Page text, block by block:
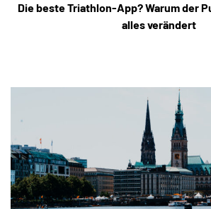
Die beste Triathlon-App? Warum der
alles verändert